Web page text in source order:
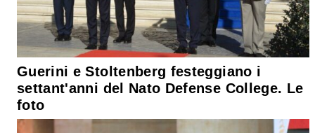
Guerini e Stoltenberg festeggiano i
settant'anni del Nato Defense College. Le
foto